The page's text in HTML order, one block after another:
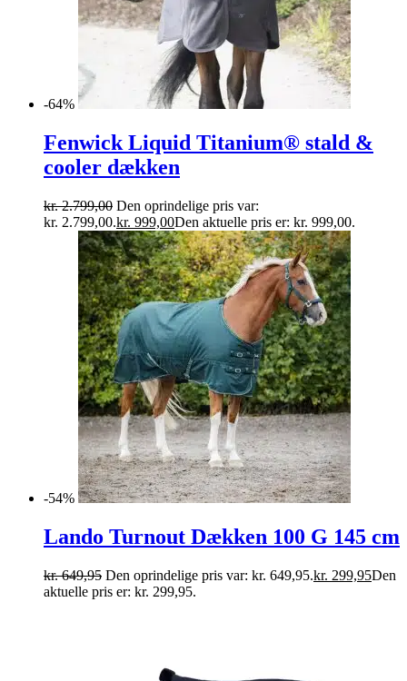
-64%
Fenwick Liquid Titanium® stald &
cooler dækken
kr.2.799,00 Den oprindelige pris var:
kr. 2.799,00.kr. 999,00Den aktuelle pris er: kr. 999,00.
-54%
Lando Turnout Dækken 100 G 145 cm
kr.649,95 Den oprindelige pris var: kr. 649,95.kr. 299,95Den
aktuelle pris er: kr. 299,95.